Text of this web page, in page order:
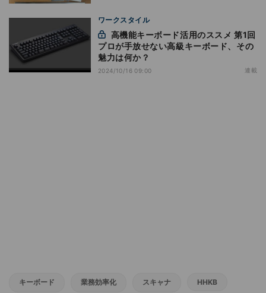
ワークスタイル
プロが手放せない高級キーボード、その
魅力は何か？
2024/10/16 09:00 連載
キーボード 業務効率化 スキャナ HHKB